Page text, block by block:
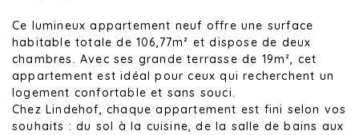
Ce lumineux appartement neuf offre une surface
habitable totale de 106,77m² et dispose de deux
chambres. Avec ses grande terrasse de 19m², cet
appartement est idéal pour ceux qui recherchent un
logement confortable et sans souci.
Chez Lindehof, chaque appartement est fini selon vos
souhaits : du sol à la cuisine, de la salle de bains aux